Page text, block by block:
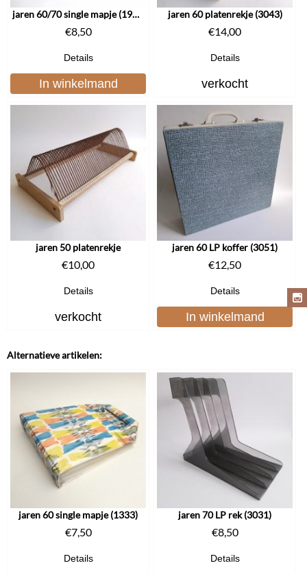
jaren 60/70 single mapje (1915)
€8,50
Details
In winkelmand
jaren 60 platenrekje (3043)
€14,00
Details
verkocht
jaren 50 platenrekje
€10,00
Details
verkocht
jaren 60 LP koffer (3051)
€12,50
Details
In winkelmand
Alternatieve artikelen:
jaren 60 single mapje (1333)
€7,50
Details
jaren 70 LP rek (3031)
€8,50
Details